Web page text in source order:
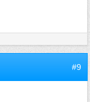
#9